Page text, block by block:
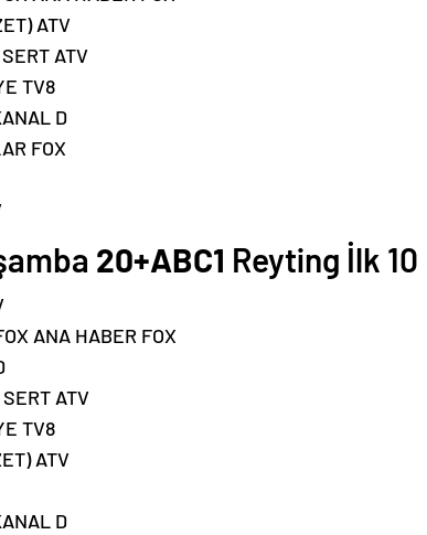
ATV
ATV
TV8
D
FOX
20+ABC1 Reyting İlk 10
ANA HABER FOX
ATV
TV8
ATV
D